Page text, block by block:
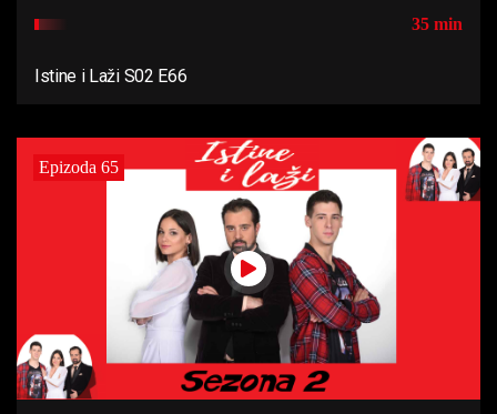
35 min
Istine i Laži S02 E66
Epizoda 65